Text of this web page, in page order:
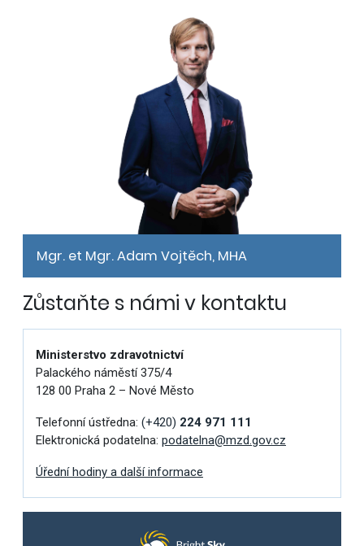
Mgr. et Mgr. Adam Vojtěch, MHA
Zůstaňte s námi v kontaktu
Ministerstvo zdravotnictví
Palackého náměstí 375/4
128 00 Praha 2 – Nové Město
Telefonní ústředna: (+420) 224 971 111
Elektronická podatelna: podatelna@mzd.gov.cz
Úřední hodiny a další informace